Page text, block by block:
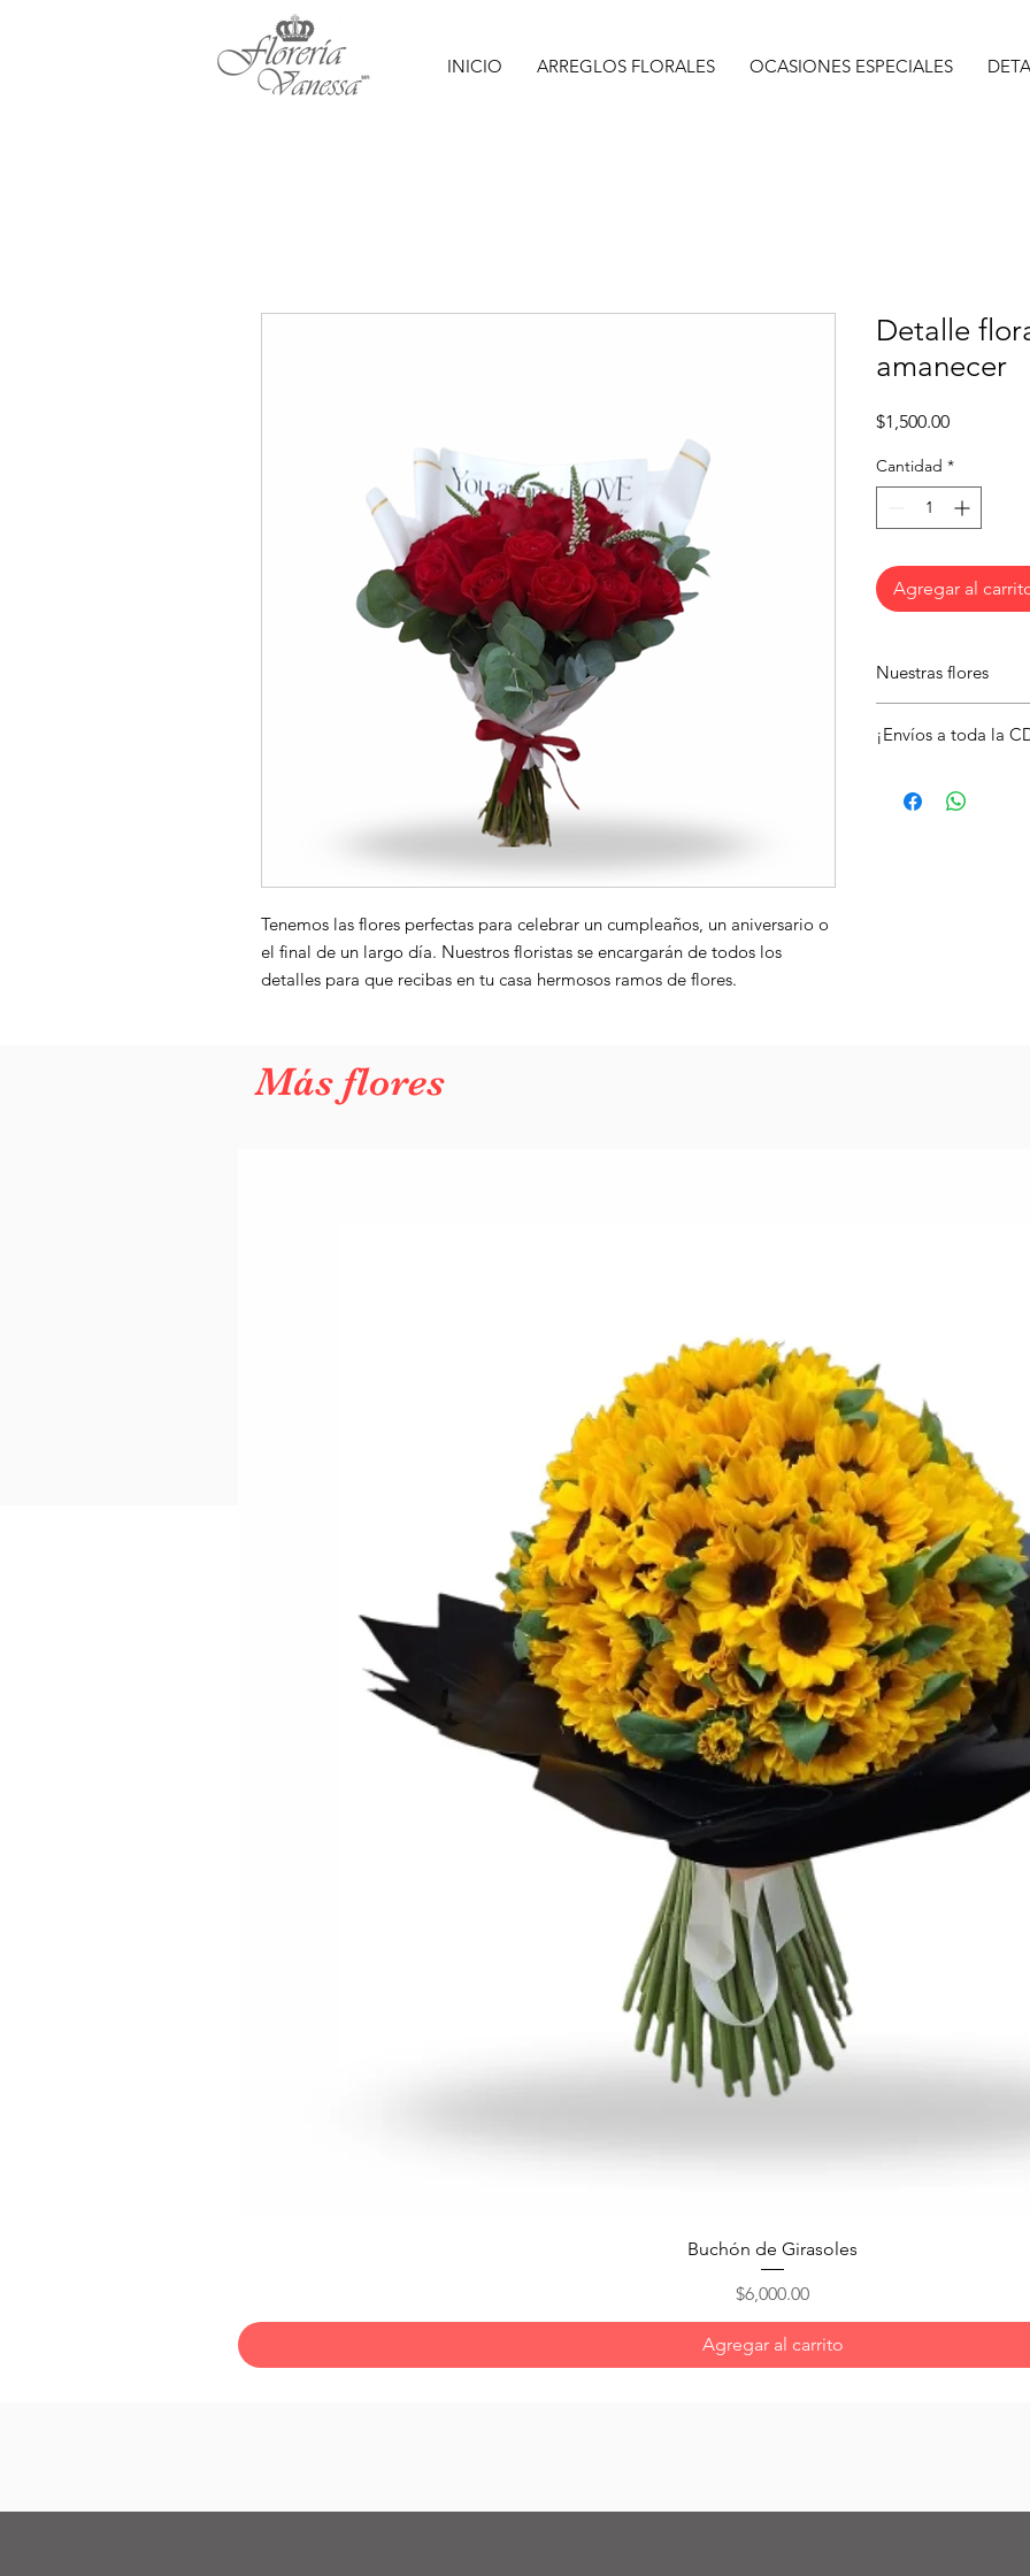
INICIO ARREGLOS FLORALES OCASIONES ESPECIALES
Tenemos las flores perfectas para celebrar un cumpleaños, un aniversario o
el final de un largo día. Nuestros floristas se encargarán de todos los
detalles para que recibas en tu casa hermosos ramos de flores.
Detalle
amanecer
$1,500.00Precio
Cantidad *
Agregar al
Nuestras flores
a su pareja un
¡Envíos a toda la
alegra el día de
Más flores
Vista rápida
Buchón de Girasoles
Precio
$6,000.00
Agregar al carrito